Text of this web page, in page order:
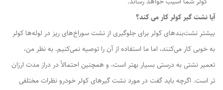
آیا نشت گیر کولر کار می کند؟
بیشتر نشت‌بندهای کولر برای جلوگیری از نشت سوراخ‌های ریز در لوله‌ها کولر
به خوبی کار می‌کنند، اما ما استفاده از آن را توصیه نمی‌کنیم. به نظر من،
تعمیر نشتی به درستی بسیار بهتر است، و همچنین احتمالاً در دراز مدت ارزان
تر است. اگرچه باید گفت در مورد نشت گیر‌های کولر خودرو نظرات مختلفی